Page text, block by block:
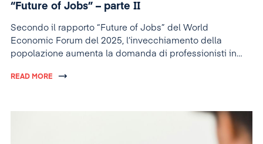
“Future of Jobs” – parte II
Secondo il rapporto “Future of Jobs” del World
Economic Forum del 2025, l’invecchiamento della
popolazione aumenta la domanda di professionisti in
dipendenti acquisiscano competenze specialistiche.
READ MORE